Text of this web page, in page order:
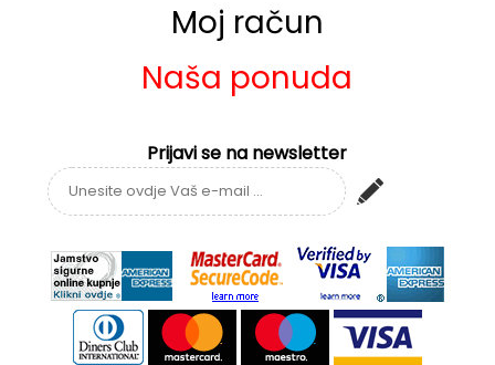
Moj račun
Naša ponuda
Prijavi se na newsletter